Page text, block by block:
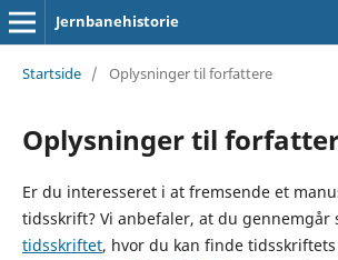
Jernbanehistorie
Startside / Oplysninger til forfattere
Oplysninger til
Er du interesseret i at fremsende et
tidsskrift? Vi anbefaler, at du gennemgår
tidsskriftet, hvor du kan finde